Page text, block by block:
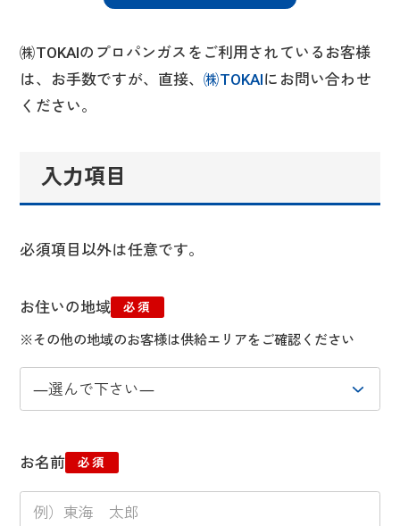
㈱TOKAIのプロパンガスをご利用されているお客様
は、お手数ですが、直接、㈱TOKAIにお問い合わせ
ください。
入力項目
必須項目以外は任意です。
お住いの地域 必須
※その他の地域のお客様は供給エリアをご確認ください
お名前 必須